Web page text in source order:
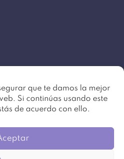
que te damos la mejor
Si continúas usando este
de acuerdo con ello.